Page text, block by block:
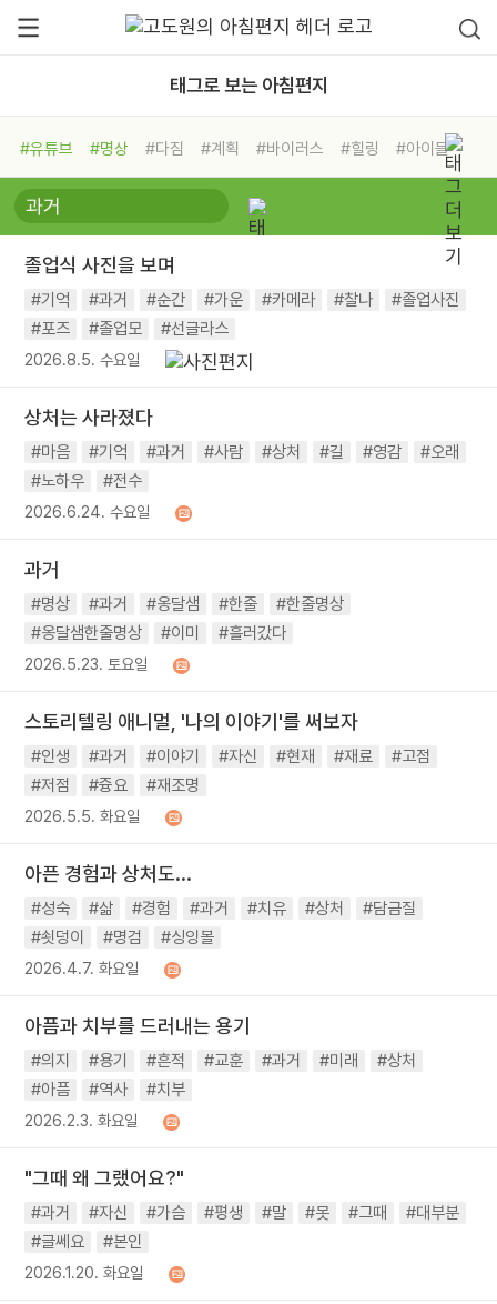
태그로 보는 아침편지
#유튜브 #명상 #다짐 #계획 #바이러스 #힐링
#아이들
#비전캠프
#독서캠프 #삶
#희망
#나눔 #친구 #링컨학교
#독서
#건강 #면역력
졸업식 사진을 보며
#기억 #과거 #순간 #가운 #카메라 #찰나
#졸업사진
#포즈
#졸업모 #선글라스
2026.8.5. 수요일
상처는 사라졌다
#마음 #기억 #과거 #사람 #상처 #길 #영감
#오래
#노하우
#전수
2026.6.24. 수요일
과거
#명상 #과거 #옹달샘 #한줄
#한줄명상
#옹달샘한줄명상
#이미 #흘러갔다
2026.5.23. 토요일
스토리텔링 애니멀, '나의 이야기'를 써보자
#인생 #과거 #이야기 #자신 #현재 #재료
#고점
#저점
#즁요 #재조명
2026.5.5. 화요일
아픈 경험과 상처도...
#성숙 #삶 #경험 #과거 #치유 #상처
#담금질
#쇳덩이
#명검 #싱잉볼
2026.4.7. 화요일
아픔과 치부를 드러내는 용기
#의지 #용기 #흔적 #교훈 #과거 #미래
#상처
#아픔
#역사 #치부
2026.2.3. 화요일
"그때 왜 그랬어요?"
#과거 #자신 #가슴 #평생 #말 #못 #그때
#대부분
#글쎄요
#본인
2026.1.20. 화요일